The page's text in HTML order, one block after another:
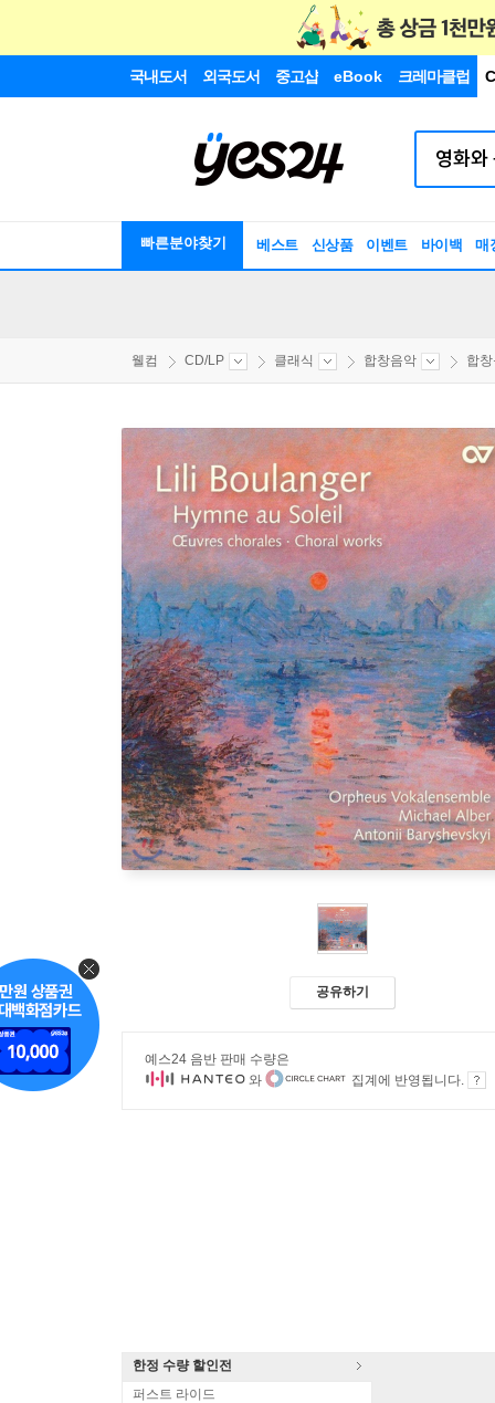
국내도서 외국도서 중고샵 eBook 크레마클럽
빠른분야찾기 베스트 신상품 이벤트 바이백 매
웰컴 CD/LP 클래식 합창음악 합
공유하기
예스24 음반 판매 수량은
와
집계에 반영됩니다.
한정 수량 할인전
퍼스트 라이드